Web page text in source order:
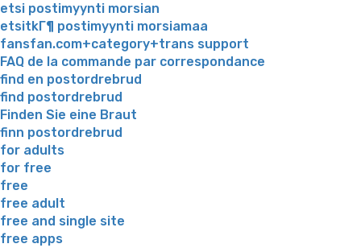
etsi postimyynti morsian
etsitkГ¶ postimyynti morsiamaa
fansfan.com+category+trans support
FAQ de la commande par correspondance
find en postordrebrud
find postordrebrud
Finden Sie eine Braut
finn postordrebrud
for adults
for free
free
free adult
free and single site
free apps